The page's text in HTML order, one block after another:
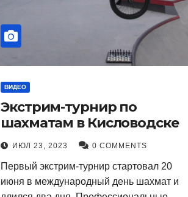
ВИДЕО
Экстрим-турнир по
шахматам в Кисловодске
ИЮЛ 23, 2023 0 COMMENTS
Первый экстрим-турнир стартовал 20
июня в международный день шахмат и